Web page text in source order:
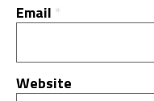
Email *
Website